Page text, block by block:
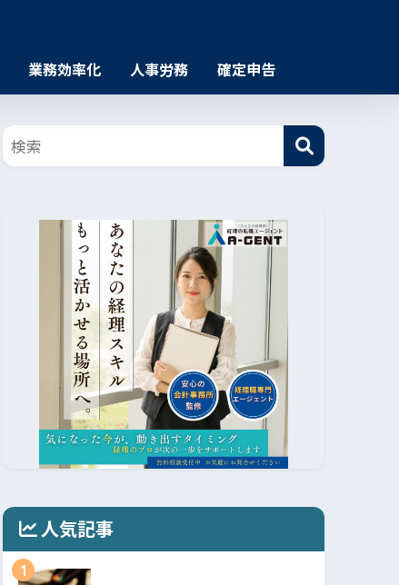
業務効率化 人事労務 確定申告
人気記事
1